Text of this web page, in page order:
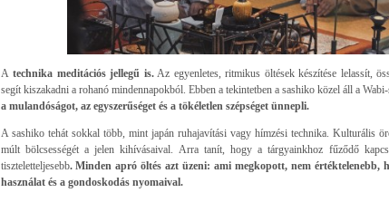
A technika meditációs jellegű is.Az egyenletes, ritmikus öltések készítése lelassít,
segít kiszakadni a rohanó mindennapokból. Ebben a tekintetben a sashiko közel áll a
a mulandóságot, az egyszerűséget és a tökéletlen szépséget ünnepli.
A sashiko tehát sokkal több, mint japán ruhajavítási vagy hímzési technika. Kulturális
múlt bölcsességét a jelen kihívásaival. Arra tanít, hogy a tárgyainkhoz fűződő
tiszteletteljesebb. Minden apró öltés azt üzeni: ami megkopott, nem értéktelenebb,
használat és a gondoskodás nyomaival.